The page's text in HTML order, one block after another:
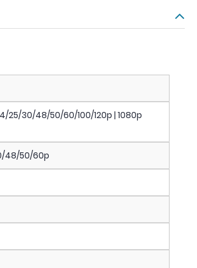
25/30/48/50/60/100/120p | 1080p
48/50/60p